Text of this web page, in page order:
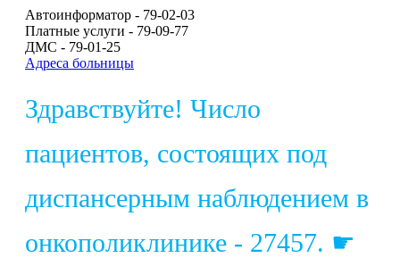
Мы в соцсетях
Автоинформатор - 79-02-03
Платные услуги - 79-09-77
ДМС - 79-01-25
Адреса больницы
Здравствуйте! Число
пациентов, состоящих под
диспансерным наблюдением в
онкополиклинике - 27457. ☛